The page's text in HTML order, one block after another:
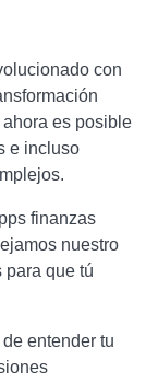
con
es posible
e incluso
finanzas
nuestro
para que tú
entender tu